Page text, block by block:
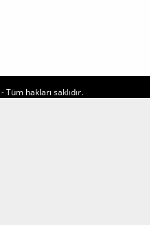
- Tüm hakları saklıdır.